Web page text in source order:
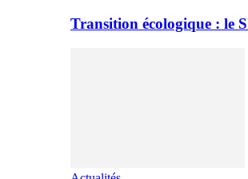
Transition écologique : le